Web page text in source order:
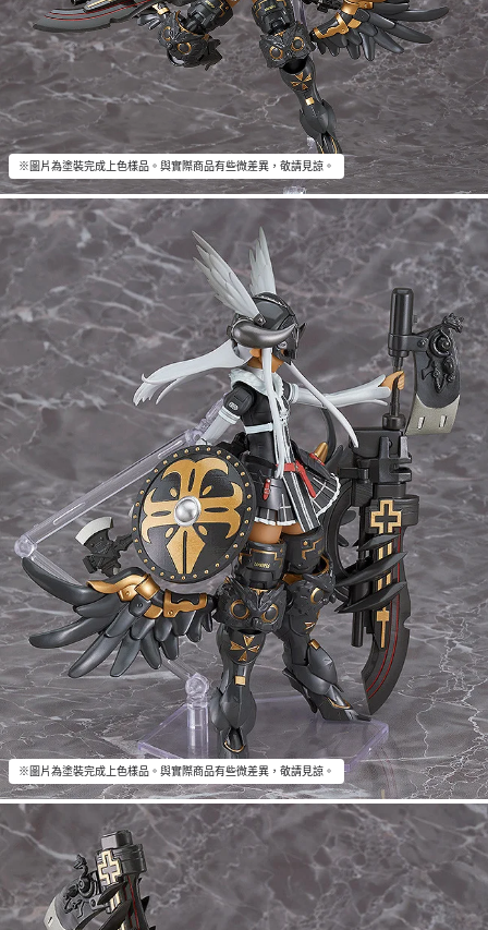
※圖片為塗裝完成上色樣品。與實際商品有些微差異，敬請見諒。
※圖片為塗裝完成上色樣品。與實際商品有些微差異，敬請見諒。